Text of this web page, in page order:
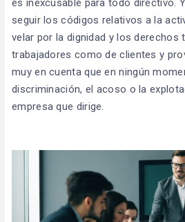
seguir los códigos relativos a la
velar por la dignidad y los derechos
trabajadores como de clientes y
muy en cuenta que en ningún
discriminación, el acoso o la
empresa que dirige.